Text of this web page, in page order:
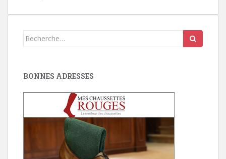
Search
BONNES ADRESSES